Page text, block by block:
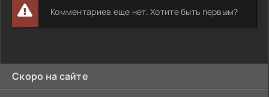
Комментариев еще нет. Хотите быть первым?
Скоро на сайте